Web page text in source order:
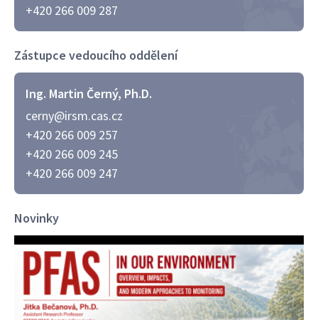
+420 266 009 287
Zástupce vedoucího oddělení
Ing. Martin Černý, Ph.D.
cerny@irsm.cas.cz
+420 266 009 257
+420 266 009 245
+420 266 009 247
Novinky